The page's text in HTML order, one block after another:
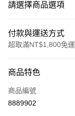
請選擇商品選項
付款與運送方式
超取滿NT$1,800免運
信用卡一次付款
超商取貨付款
商品特色
商品編號
8889902